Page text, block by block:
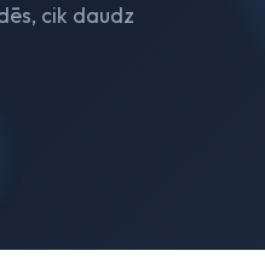
cik daudz